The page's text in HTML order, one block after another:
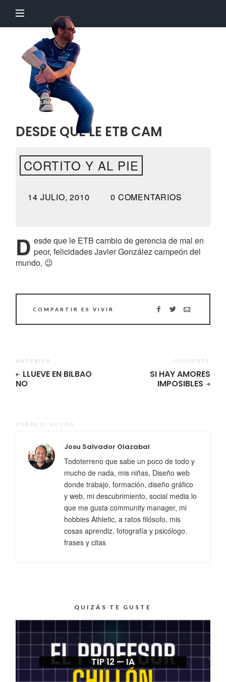
Profesor
DESDE QUE LE ETB CAM
CORTITO Y AL PIE
14 JULIO, 2010 0 COMENTARIOS
D esde que le ETB cambio de gerencia de mal en
peor, felicidades Javier González campeón del
mundo, 😉
COMPARTIR ES VIVIR
ANTERIOR
LLUEVE EN BILBAO
NO
SIGUIENTE
SI HAY AMORES
IMPOSIBLES
SOBRE EL AUTOR
Josu Salvador Olazabal
Todoterreno que sabe un poco de todo y
mucho de nada, mis niñas, Diseño web
donde trabajo, formación, diseño gráfico
y web, mi descubrimiento, social media lo
que me gusta community manager, mi
hobbies Athletic, a ratos filósofo, mis
cosas aprendiz, fotografía y psicólogo.
frases y citas
QUIZÁS TE GUSTE
TIP 12 — IA